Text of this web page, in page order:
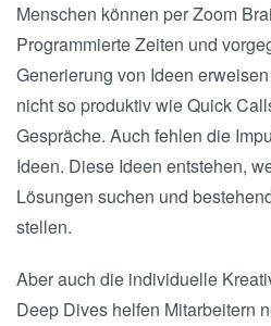
Menschen können per Zoom
Programmierte Zeiten und
Generierung von Ideen
nicht so produktiv wie Quick
Gespräche. Auch fehlen die
Ideen. Diese Ideen entstehen,
Lösungen suchen und
stellen.
Aber auch die individuelle
Deep Dives helfen Mitarbeitern